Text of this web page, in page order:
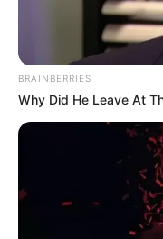
Наталья
Теги: прокуратура
суд